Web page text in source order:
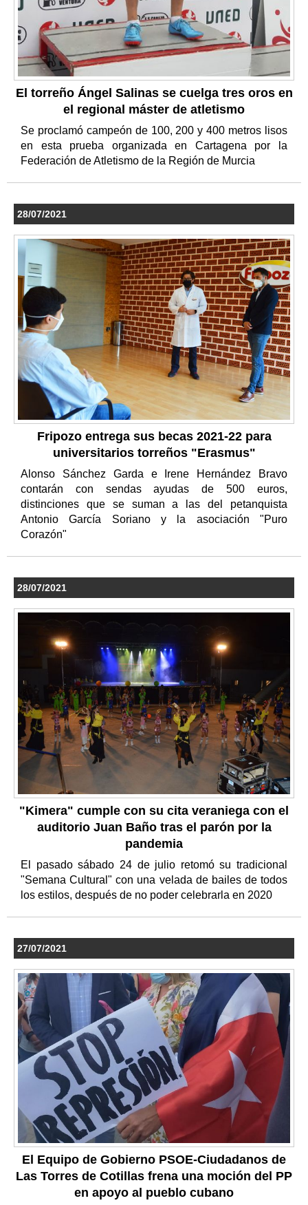
El torreño Ángel Salinas se cuelga tres oros en
el regional máster de atletismo
Se proclamó campeón de 100, 200 y 400 metros lisos
en esta prueba organizada en Cartagena por la
Federación de Atletismo de la Región de Murcia
28/07/2021
Fripozo entrega sus becas 2021-22 para
universitarios torreños "Erasmus"
Alonso Sánchez Garda e Irene Hernández Bravo
contarán con sendas ayudas de 500 euros,
distinciones que se suman a las del petanquista
Antonio García Soriano y la asociación "Puro
Corazón"
28/07/2021
"Kimera" cumple con su cita veraniega con el
auditorio Juan Baño tras el parón por la
pandemia
El pasado sábado 24 de julio retomó su tradicional
"Semana Cultural" con una velada de bailes de todos
los estilos, después de no poder celebrarla en 2020
27/07/2021
El Equipo de Gobierno PSOE-Ciudadanos de
Las Torres de Cotillas frena una moción del PP
en apoyo al pueblo cubano